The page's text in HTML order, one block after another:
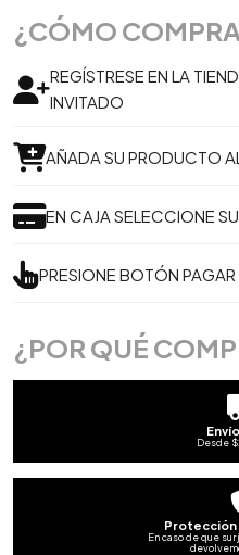
¿CÓMO
REGÍSTRESE EN LA
INVITADO
AÑADA SU PRODUCTO
EN CAJA SELECCIONE
PRESIONE BOTÓN
¿POR QUÉ
Desde
Protección
En caso de que